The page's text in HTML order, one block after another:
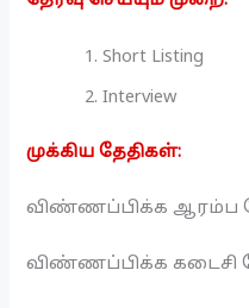
Short Listing
Interview
முக்கிய தேதிகள்:
விண்ணப்பிக்க ஆரம்ப
விண்ணப்பிக்க கடைசி